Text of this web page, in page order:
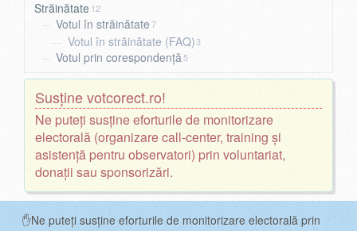
Străinătate 12
Votul în străinătate7
Votul în străinătate (FAQ)3
Votul prin corespondență 5
Susține votcorect.ro!
Ne puteți susține eforturile de monitorizare
electorală (organizare call-center, training și
asistență pentru observatori) prin voluntariat,
donații sau sponsorizări.
✋Ne puteți susține eforturile de monitorizare electorală prin